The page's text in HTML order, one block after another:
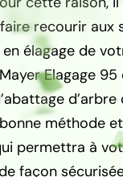
recourir aux
élagage de
Elagage 95
méthode
permettra à
façon